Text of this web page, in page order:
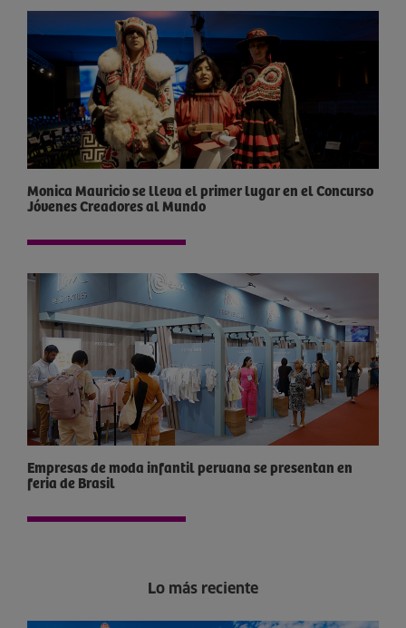
Monica Mauricio se lleva el primer lugar en el Concurso
Jóvenes Creadores al Mundo
Empresas de moda infantil peruana se presentan en
feria de Brasil
Lo más reciente